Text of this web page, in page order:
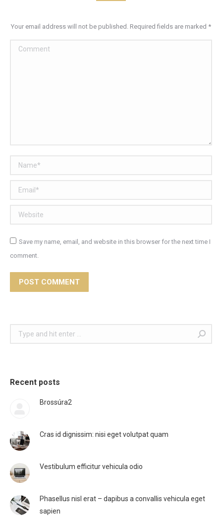
Your email address will not be published. Required fields are marked *
Comment
Name *
Email *
Website
Save my name, email, and website in this browser for the next time I
comment.
POST COMMENT
Search:
Recent posts
Brossúra2
Cras id dignissim: nisi eget volutpat quam
Vestibulum efficitur vehicula odio
Phasellus nisl erat – dapibus a convallis vehicula eget
sapien